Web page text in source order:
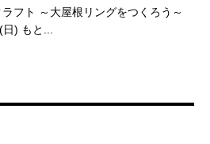
ラフト ～大屋根リングをつくろう～
日) もと...